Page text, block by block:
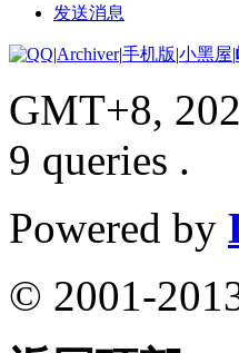
发送消息
|Archiver|手机版|小黑屋|
GMT+8,
9 queries .
Powered by
© 2001-